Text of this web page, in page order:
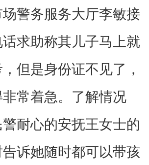
警务服务大厅李敏接
求助称其儿子马上就
但是身份证不见了，
常着急。了解情况
耐心的安抚王女士的
诉她随时都可以带孩